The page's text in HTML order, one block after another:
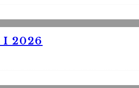
I 2026